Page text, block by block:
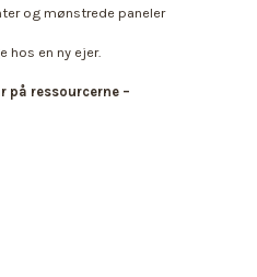
og mønstrede paneler
hos en ny ejer.
på ressourcerne –